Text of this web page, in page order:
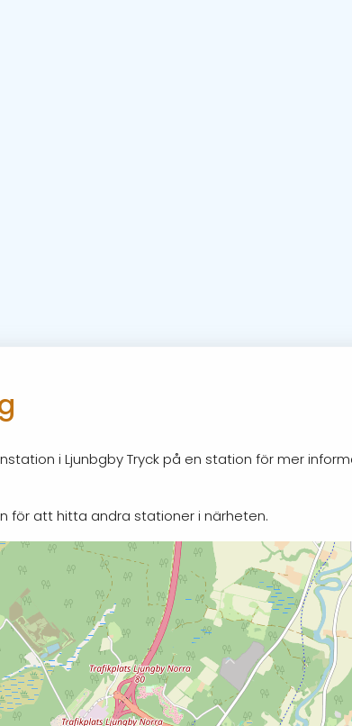
i Ljunbgby Tryck på en station för mer
för att hitta andra stationer i närheten.